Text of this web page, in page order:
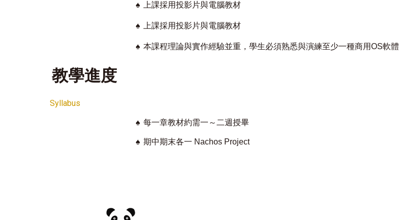
♠ 上課採用投影片與電腦教材
♠ 上課採用投影片與電腦教材
♠ 本課程理論與實作經驗並重，學生必須熟悉與演練至少一種商用OS軟體
教學進度
Syllabus
♠ 每一章教材約需一～二週授畢
♠ 期中期末各一 Nachos Project